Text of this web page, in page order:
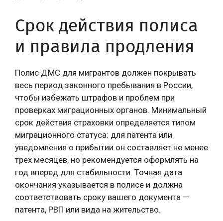
Срок действия полиса
и правила продления
Полис ДМС для мигрантов должен покрывать
весь период законного пребывания в России,
чтобы избежать штрафов и проблем при
проверках миграционных органов. Минимальный
срок действия страховки определяется типом
миграционного статуса: для патента или
уведомления о прибытии он составляет не менее
трех месяцев, но рекомендуется оформлять на
год вперед для стабильности. Точная дата
окончания указывается в полисе и должна
соответствовать сроку вашего документа —
патента, РВП или вида на жительство.